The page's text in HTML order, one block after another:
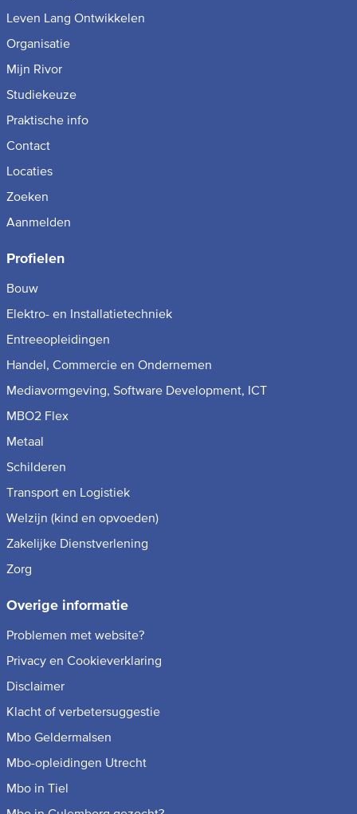
Leven Lang Ontwikkelen
Organisatie
Mijn Rivor
Studiekeuze
Praktische info
Contact
Locaties
Zoeken
Aanmelden
Profielen
Bouw
Elektro- en Installatietechniek
Entreeopleidingen
Handel, Commercie en Ondernemen
Mediavormgeving, Software Development, ICT
MBO2 Flex
Metaal
Schilderen
Transport en Logistiek
Welzijn (kind en opvoeden)
Zakelijke Dienstverlening
Zorg
Overige informatie
Problemen met website?
Privacy en Cookieverklaring
Disclaimer
Klacht of verbetersuggestie
Mbo Geldermalsen
Mbo-opleidingen Utrecht
Mbo in Tiel